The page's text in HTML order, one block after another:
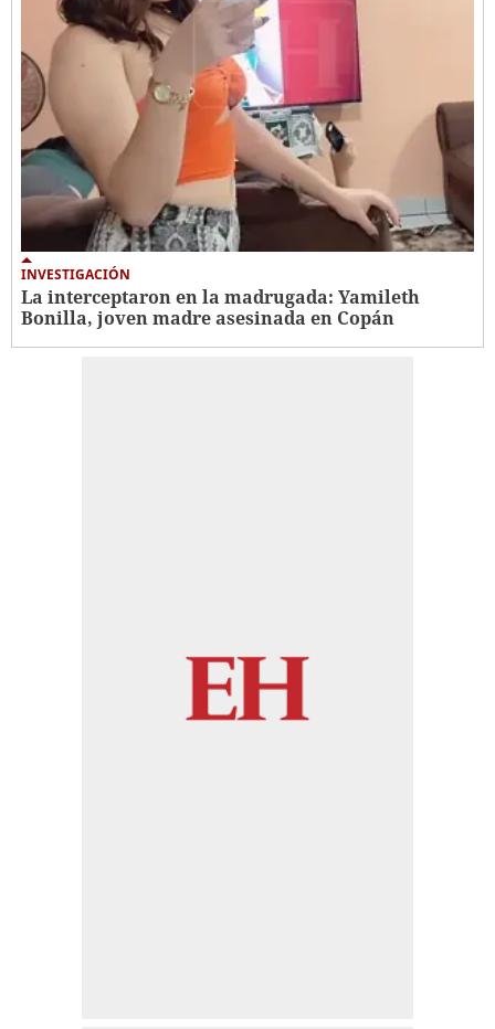
INVESTIGACIÓN
La interceptaron en la madrugada: Yamileth
Bonilla, joven madre asesinada en Copán